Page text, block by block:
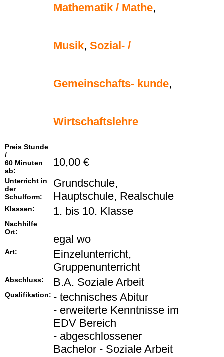
Mathematik / Mathe,
Musik, Sozial- /
Gemeinschafts- kunde,
Wirtschaftslehre
Preis Stunde
/
60 Minuten
ab:
10,00 €
Unterricht in
der
Schulform:
Grundschule,
Hauptschule, Realschule
Klassen: 1. bis 10. Klasse
Nachhilfe
Ort:
egal wo
Art:
Einzelunterricht,
Gruppenunterricht
Abschluss: B.A. Soziale Arbeit
Qualifikation: - technisches Abitur
- erweiterte Kenntnisse im
EDV Bereich
- abgeschlossener
Bachelor - Soziale Arbeit